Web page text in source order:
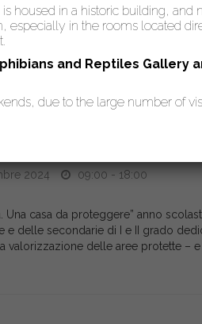
e fossili – tesori del passato”
scuole primarie e secondarie di I
di Pisa in collaborazione con il
2024
09:00 - 18:00
Una casa da proteggere” anno
delle secondarie di I e II grado
valorizzazione delle aree protette –
housed in a historic building, and
especially in the rooms located
and Reptiles Gallery
due to the large number of